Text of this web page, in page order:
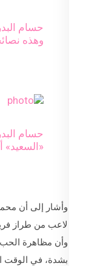
حسام
وهذه
حسام
«السعيد»
وأشار إلى أن
لاعب من طراز
وأن مظاهرة
بشدة، في الوقت